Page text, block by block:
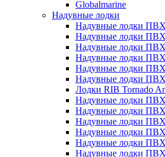
Globalmarine
Надувные лодки
Надувные лодки
Надувные лодки ПВХ
Надувные лодки
Надувные лодки
Надувные лодки
Надувные лодки
Лодки RIB Tornado
Надувные лодки
Надувные лодки
Надувные лодки
Надувные лодки ПВХ
Надувные лодки
Надувные лодки